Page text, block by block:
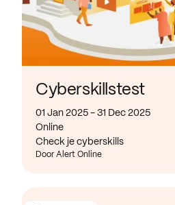
Cyberskillstest
01 Jan 2025 - 31 Dec 2025
Online
Check je cyberskills
Door Alert Online